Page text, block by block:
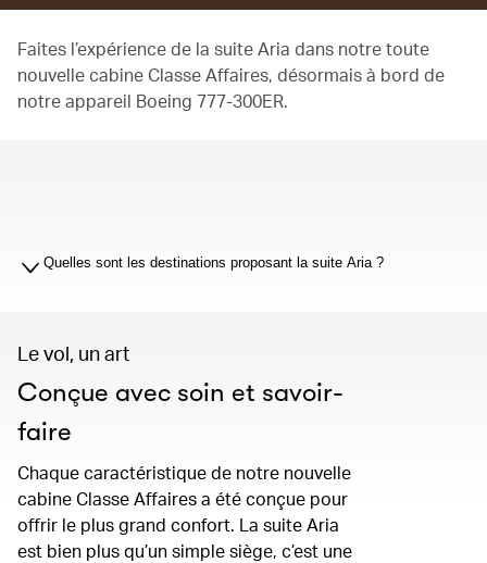
Faites l’expérience de la suite Aria dans notre toute
nouvelle cabine Classe Affaires, désormais à bord de
notre appareil Boeing 777-300ER.
Quelles sont les destinations proposant la suite Aria ?
Le vol, un art
Conçue avec soin et savoir-
faire
Chaque caractéristique de notre nouvelle
cabine Classe Affaires a été conçue pour
offrir le plus grand confort. La suite Aria
est bien plus qu’un simple siège, c’est une